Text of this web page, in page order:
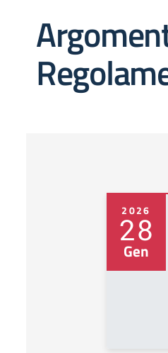
2026
28
Gen